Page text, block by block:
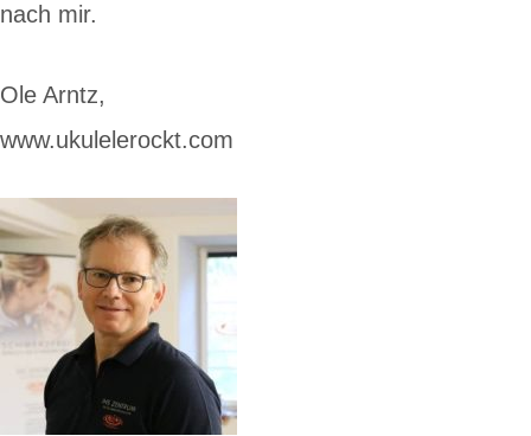
nach mir.
Ole Arntz,
www.ukulelerockt.com